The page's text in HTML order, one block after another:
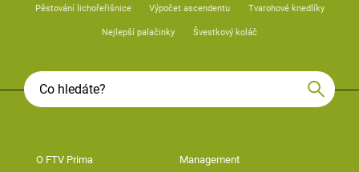
Pěstování lichořeřišnice Výpočet ascendentu Tvarohové knedlíky
Nejlepší palačinky Švestkový koláč
O FTV Prima Management